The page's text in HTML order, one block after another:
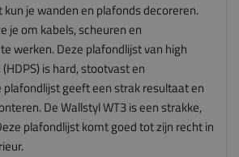
je wanden en plafonds decoreren.
je om kabels, scheuren en
werken. Deze plafondlijst van high
is hard, stootvast en
geeft een strak resultaat en
De Wallstyl WT3 is een strakke,
plafondlijst komt goed tot zijn recht in